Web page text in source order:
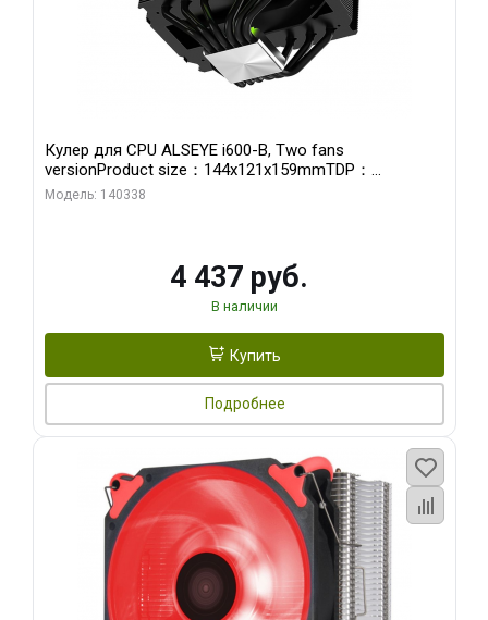
Кулер для CPU ALSEYE i600-B, Two fans
versionProduct size：144x121x159mmTDP：
270WSoldering technology CD textureApplication:Intel：
Модель: 140338
4 437 руб.
В наличии
Купить
Подробнее